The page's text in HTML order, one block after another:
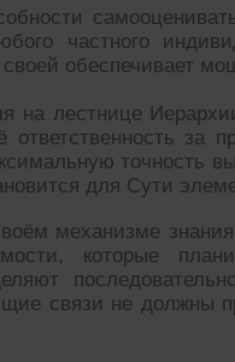
частного
обеспечивает
на лестнице
за
точность
для Сути
механизме
которые
связи не должны